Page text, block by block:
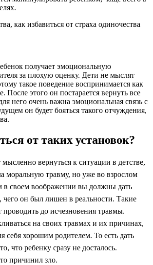
получает эмоциональную
за плохую оценку. Дети не мыслят
такое поведение воспринимается как
После этого он постарается вернуть все
него очень важна эмоциональная связь с
он будет бояться такого отчуждения,
от таких установок?
вернуться к ситуации в детстве,
моральную травму, но уже во взрослом
в своем воображении вы должны дать
чего он был лишен в реальности. Такие
проводить до исчезновения травмы.
на своих травмах и их причинах,
себя хорошим родителем. То есть дать
что ребенку сразу не досталось.
причинил зло.